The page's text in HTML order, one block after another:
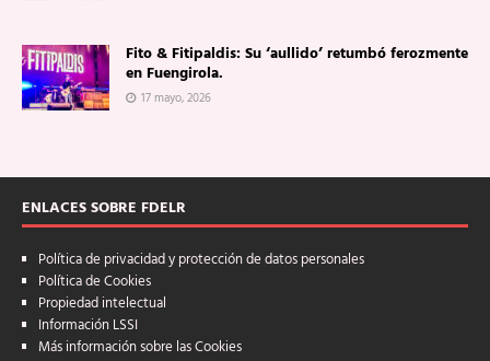
Fito & Fitipaldis: Su ‘aullido’ retumbó ferozmente
en Fuengirola.
17 mayo, 2026
ENLACES SOBRE FDELR
Política de privacidad y protección de datos personales
Política de Cookies
Propiedad intelectual
Información LSSI
Más información sobre las Cookies